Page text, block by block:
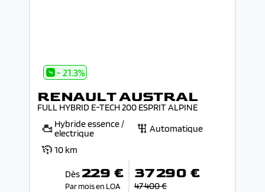
- 21.3%
RENAULT AUSTRAL
FULL HYBRID E-TECH 200 ESPRIT ALPINE
Hybride essence /
electrique
Automatique
10 km
Dès 229 €
Par mois en LOA
37 290 €
47 400 €